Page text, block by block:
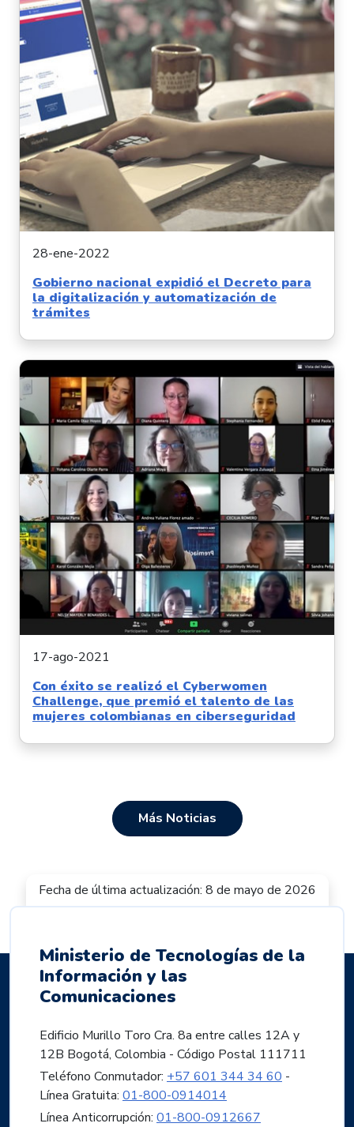
28-ene-2022
Gobierno nacional expidió el Decreto para
la digitalización y automatización de
trámites
17-ago-2021
Con éxito se realizó el Cyberwomen
Challenge, que premió el talento de las
mujeres colombianas en ciberseguridad
Más Noticias
Fecha de última actualización: 8 de mayo de 2026
Ministerio de Tecnologías de la
Información y las
Comunicaciones
Edificio Murillo Toro Cra. 8a entre calles 12A y
12B Bogotá, Colombia - Código Postal 111711
Teléfono Conmutador: +57 601 344 34 60 -
Línea Gratuita: 01-800-0914014
Línea Anticorrupción: 01-800-0912667